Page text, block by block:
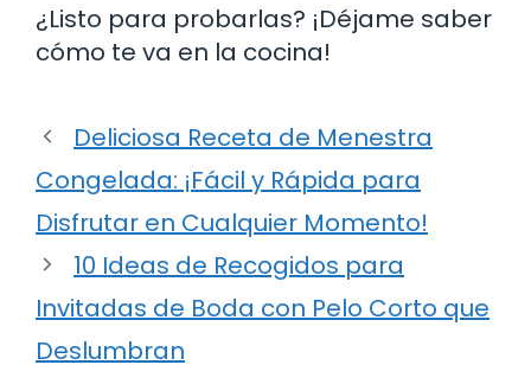
¿Listo para probarlas? ¡Déjame saber
cómo te va en la cocina!
Deliciosa Receta de Menestra
Congelada: ¡Fácil y Rápida para
Disfrutar en Cualquier Momento!
10 Ideas de Recogidos para
Invitadas de Boda con Pelo Corto que
Deslumbran